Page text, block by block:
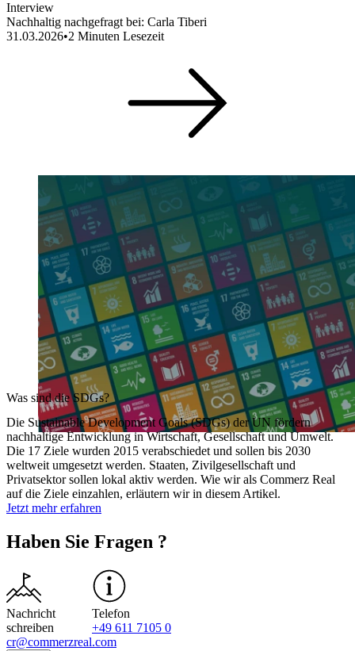
Interview
Nachhaltig nachgefragt bei: Carla Tiberi
31.03.2026•2 Minuten Lesezeit
Was sind die SDGs?
Die Sustainable Development Goals (SDGs) der UN fördern
nachhaltige Entwicklung in Wirtschaft, Gesellschaft und Umwelt.
Die 17 Ziele wurden 2015 verabschiedet und sollen bis 2030
weltweit umgesetzt werden. Staaten, Zivilgesellschaft und
Privatsektor sollen lokal aktiv werden. Wie wir als Commerz Real
auf die Ziele einzahlen, erläutern wir in diesem Artikel.
Jetzt mehr erfahren
Haben Sie Fragen ?
Nachricht
schreiben
cr@commerzreal.com
Telefon
+49 611 7105 0